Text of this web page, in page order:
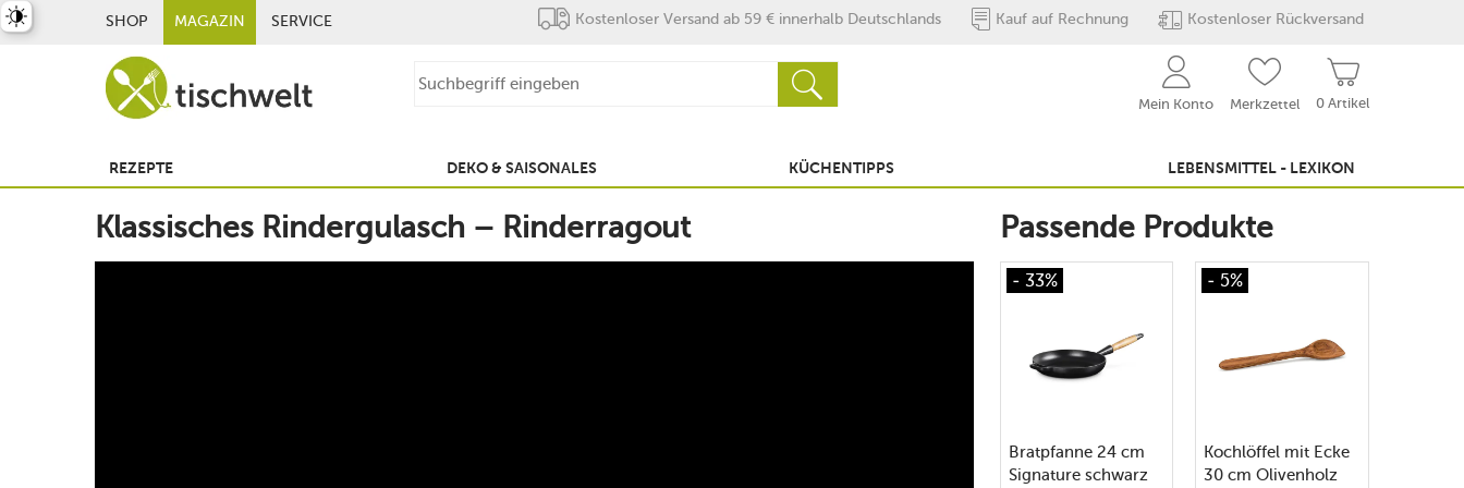
SHOP MAGAZIN SERVICE Kostenloser Versand ab 59 € innerhalb Deutschlands Kauf auf Rechnung Kostenloser Rückversand
0 Artikel
Mein Konto Merkzettel
REZEPTE DEKO & SAISONALES KÜCHENTIPPS LEBENSMITTEL - LEXIKON
Klassisches Rindergulasch – Rinderragout Passende Produkte
- 33%
Bratpfanne 24 cm
Signature schwarz
- 5%
Kochlöffel mit Ecke
30 cm Olivenholz
umschalten